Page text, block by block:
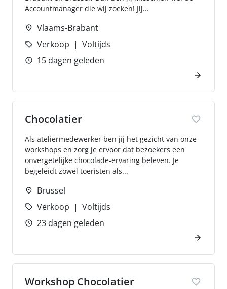
Accountmanager die wij zoeken! Jij...
Vlaams-Brabant
Verkoop
Voltijds
15 dagen geleden
Chocolatier
Als ateliermedewerker ben jij het gezicht van onze
workshops en zorg je ervoor dat bezoekers een
onvergetelijke chocolade-ervaring beleven. Je
begeleidt zowel toeristen als...
Brussel
Verkoop
Voltijds
23 dagen geleden
Workshop Chocolatier